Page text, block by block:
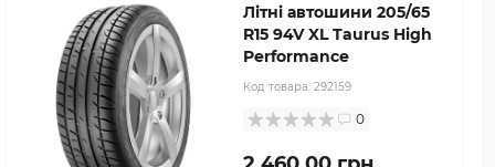
Літні автошини 205/65
R15 94V XL Taurus High
Performance
Код товара: 292159
0